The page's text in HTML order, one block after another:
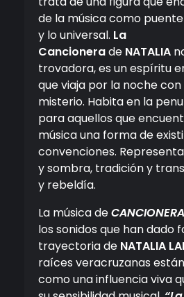
de la música como
y lo universal. La
Cancionerade NATALIA
trovadora, es un espíritu
que viaja por la noche con
misterio. Habita en la
para aquellos que
música una forma de
convenciones.
y sombra, tradición y
y rebeldía.
La música deCANCIONERA
los sonidos que han dado
trayectoria de NATALIA
raíces veracruzanas
como una influencia viva